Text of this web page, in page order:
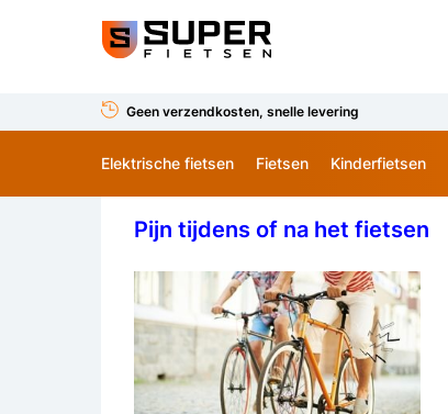
Geen verzendkosten, snelle levering
Elektrische fietsen Fietsen Kinderfietsen
Pijn tijdens of na het fietsen